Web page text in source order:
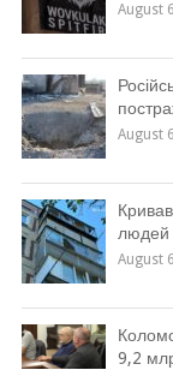
August
August
людей
August
9,2